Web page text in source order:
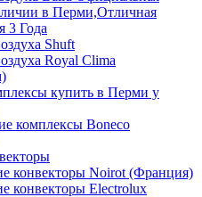
в Перми,Отличная
3 Года
Shuft
Royal Clima
купить в Перми у
комплексы Boneсo
конвекторы Noirot (Франция)
конвекторы Electrolux